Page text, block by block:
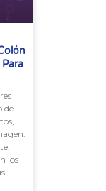
de
los